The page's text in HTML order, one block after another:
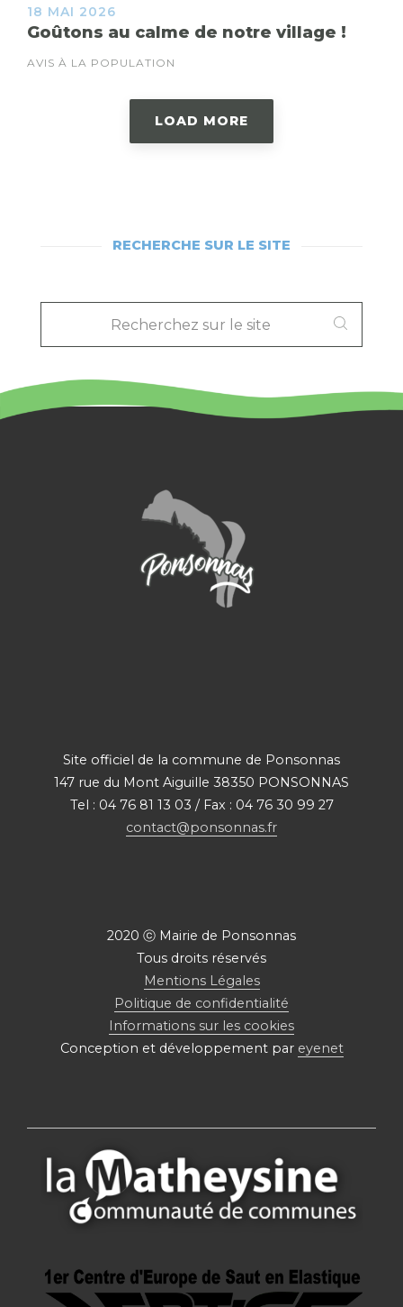
18 MAI 2026
Goûtons au calme de notre village !
AVIS À LA POPULATION
LOAD MORE
RECHERCHE SUR LE SITE
RECHERCHEZ
LE
SITE
Site officiel de la commune de Ponsonnas
147 rue du Mont Aiguille 38350 PONSONNAS
Tel : 04 76 81 13 03 / Fax : 04 76 30 99 27
contact@ponsonnas.fr
2020 ⓒ Mairie de Ponsonnas
Tous droits réservés
Mentions Légales
Politique de confidentialité
Informations sur les cookies
Conception et développement par eyenet